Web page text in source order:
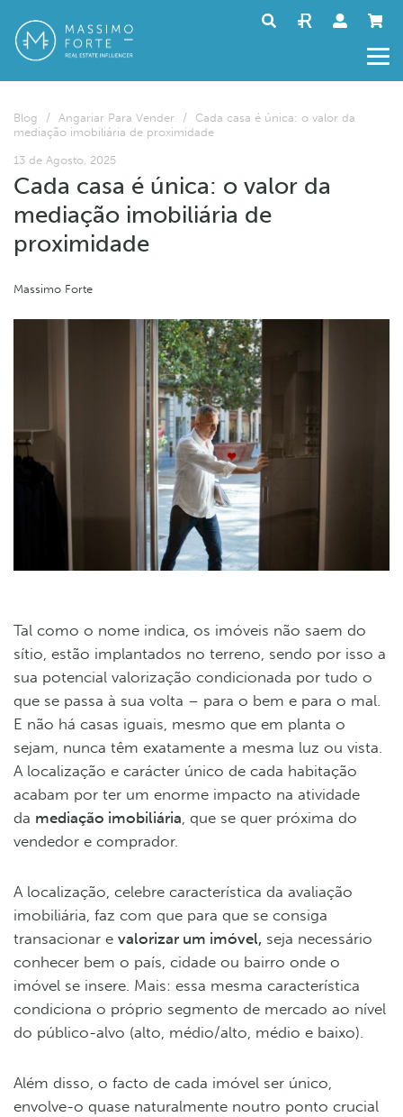
Blog / Angariar Para Vender /
Cada casa é única: o valor da
mediação imobiliária de proximidade
13 de Agosto, 2025
Cada casa é única: o valor da
mediação imobiliária de
proximidade
Massimo Forte
Tal como o nome indica, os imóveis não saem do
sítio, estão implantados no terreno, sendo por isso a
sua potencial valorização condicionada por tudo o
que se passa à sua volta – para o bem e para o mal.
E não há casas iguais, mesmo que em planta o
sejam, nunca têm exatamente a mesma luz ou vista.
A localização e carácter único de cada habitação
acabam por ter um enorme impacto na atividade
da mediação imobiliária , que se quer próxima do
vendedor e comprador.
A localização, celebre característica da avaliação
imobiliária, faz com que para que se consiga
transacionar e valorizar um imóvel, seja necessário
conhecer bem o país, cidade ou bairro onde o
imóvel se insere. Mais: essa mesma característica
condiciona o próprio segmento de mercado ao nível
do público-alvo (alto, médio/alto, médio e baixo).
Além disso, o facto de cada imóvel ser único,
envolve-o quase naturalmente noutro ponto crucial